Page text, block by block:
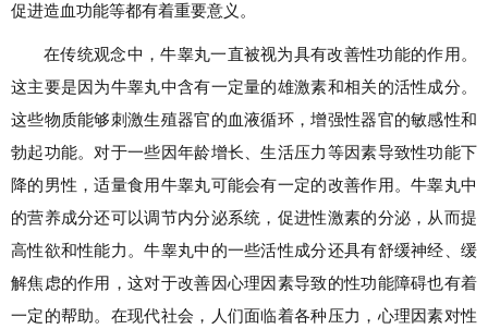
促进造血功能等都有着重要意义。
在传统观念中，牛睾丸一直被视为具有改善性功能的作用。
这主要是因为牛睾丸中含有一定量的雄激素和相关的活性成分。
这些物质能够刺激生殖器官的血液循环，增强性器官的敏感性和
勃起功能。对于一些因年龄增长、生活压力等因素导致性功能下
降的男性，适量食用牛睾丸可能会有一定的改善作用。牛睾丸中
的营养成分还可以调节内分泌系统，促进性激素的分泌，从而提
高性欲和性能力。牛睾丸中的一些活性成分还具有舒缓神经、缓
解焦虑的作用，这对于改善因心理因素导致的性功能障碍也有着
一定的帮助。在现代社会，人们面临着各种压力，心理因素对性